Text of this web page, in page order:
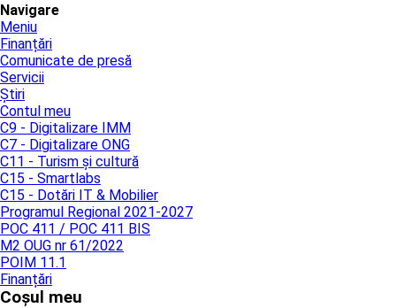
Navigare
Meniu
Finanțări
Comunicate de presă
Servicii
Știri
Contul meu
C9 - Digitalizare IMM
C7 - Digitalizare ONG
C11 - Turism și cultură
C15 - Smartlabs
C15 - Dotări IT & Mobilier
Programul Regional 2021-2027
POC 411 / POC 411 BIS
M2 OUG nr 61/2022
POIM 11.1
Finanțări
Coșul meu